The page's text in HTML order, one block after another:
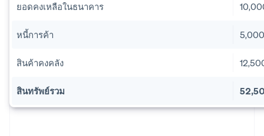
ยอดคงเหลือในธนาคาร
หนี้การค้า
สินค้าคงคลัง
สินทรัพย์รวม